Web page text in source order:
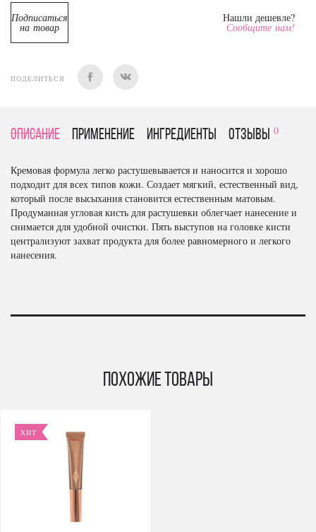
Подписаться
на товар
Нашли дешевле?
Сообщите нам!
ПОДЕЛИТЬСЯ
Описание Применение Ингредиенты отзывы 0
Кремовая формула легко растушевывается и наносится и хорошо
подходит для всех типов кожи. Создает мягкий, естественный вид,
который после высыхания становится естественным матовым.
Продуманная угловая кисть для растушевки облегчает нанесение и
снимается для удобной очистки. Пять выступов на головке кисти
централизуют захват продукта для более равномерного и легкого
нанесения.
Похожие товары
ХИТ